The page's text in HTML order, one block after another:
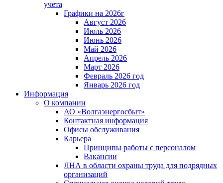
учета
Графики на 2026г
Август 2026
Июль 2026
Июнь 2026
Май 2026
Апрель 2026
Март 2026
Февраль 2026 год
Январь 2026 год
Информация
О компании
АО «Волгаэнергосбыт»
Контактная информация
Офисы обслуживания
Карьера
Принципы работы с персоналом
Вакансии
ЛНА в области охраны труда для подрядных
организаций